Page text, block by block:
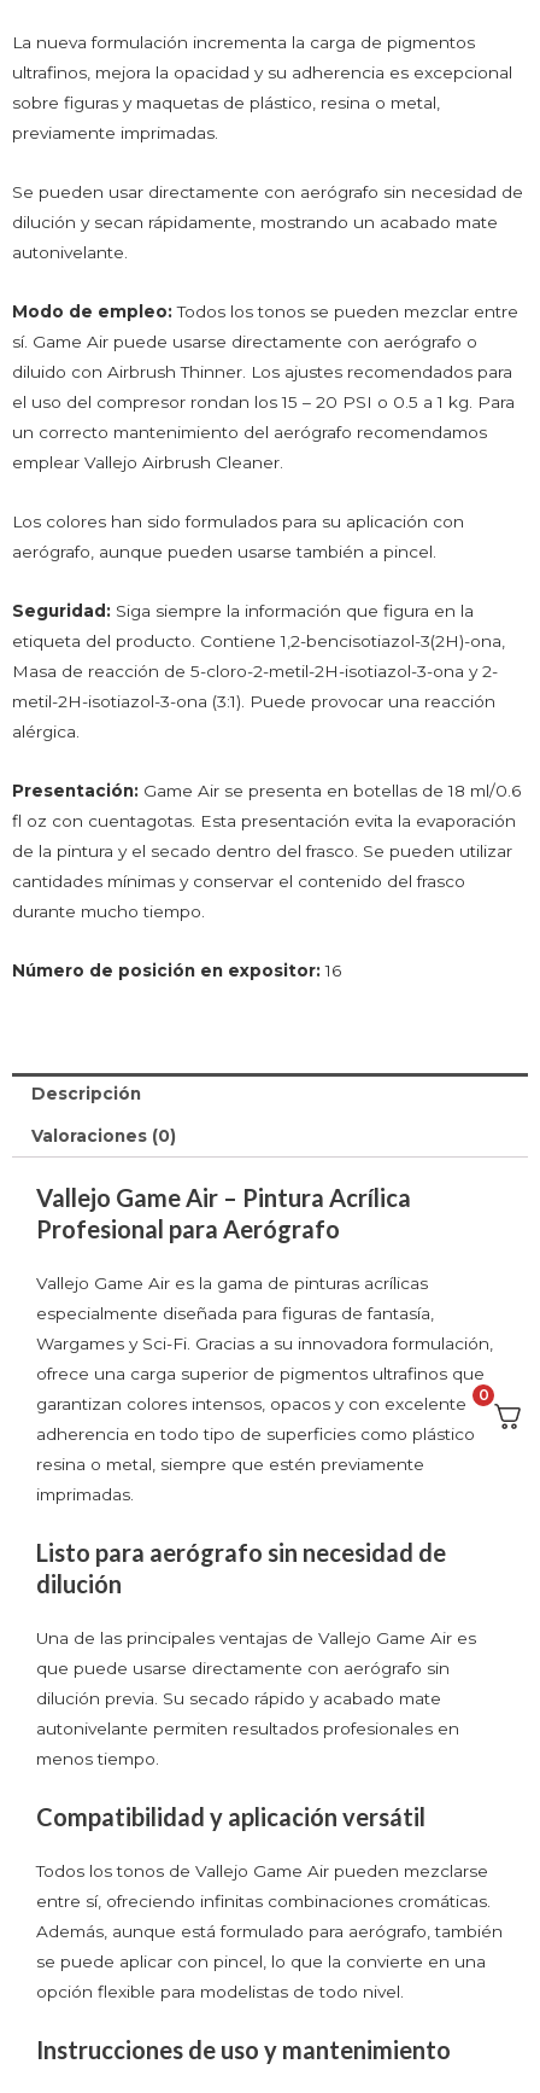
La nueva formulación incrementa la carga de pigmentos
ultrafinos, mejora la opacidad y su adherencia es excepcional
sobre figuras y maquetas de plástico, resina o metal,
previamente imprimadas.
Se pueden usar directamente con aerógrafo sin necesidad de
dilución y secan rápidamente, mostrando un acabado mate
autonivelante.
Modo de empleo:Todos los tonos se pueden mezclar entre
sí. Game Air puede usarse directamente con aerógrafo o
diluido con Airbrush Thinner. Los ajustes recomendados para
el uso del compresor rondan los 15 – 20 PSI o 0.5 a 1 kg. Para
un correcto mantenimiento del aerógrafo recomendamos
emplear Vallejo Airbrush Cleaner.
Los colores han sido formulados para su aplicación con
aerógrafo, aunque pueden usarse también a pincel.
Seguridad: Siga siempre la información que figura en la
etiqueta del producto. Contiene 1,2-bencisotiazol-3(2H)-ona,
Masa de reacción de 5-cloro-2-metil-2H-isotiazol-3-ona y 2-
metil-2H-isotiazol-3-ona (3:1). Puede provocar una reacción
alérgica.
Presentación: Game Air se presenta en botellas de 18 ml/0.6
fl oz con cuentagotas. Esta presentación evita la evaporación
de la pintura y el secado dentro del frasco. Se pueden utilizar
cantidades mínimas y conservar el contenido del frasco
durante mucho tiempo.
Número de posición en expositor:16
Descripción
Valoraciones (0)
Vallejo Game Air – Pintura Acrílica
Profesional para Aerógrafo
Vallejo Game Air es la gama de pinturas acrílicas
especialmente diseñada para figuras de fantasía,
Wargames y Sci-Fi. Gracias a su innovadora formulación,
ofrece una carga superior de pigmentos ultrafinos que
garantizan colores intensos, opacos y con excelente
adherencia en todo tipo de superficies como plástico,
resina o metal, siempre que estén previamente
imprimadas.
Listo para aerógrafo sin necesidad de
dilución
Una de las principales ventajas de Vallejo Game Air es
que puede usarse directamente con aerógrafo sin
dilución previa. Su secado rápido y acabado mate
autonivelante permiten resultados profesionales en
menos tiempo.
Compatibilidad y aplicación versátil
Todos los tonos de Vallejo Game Air pueden mezclarse
entre sí, ofreciendo infinitas combinaciones cromáticas.
Además, aunque está formulado para aerógrafo, también
se puede aplicar con pincel, lo que la convierte en una
opción flexible para modelistas de todo nivel.
Instrucciones de uso y mantenimiento
0